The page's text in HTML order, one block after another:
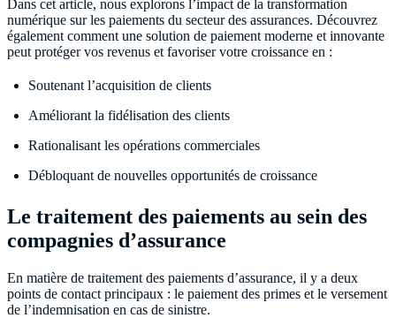
Dans cet article, nous explorons l’impact de la transformation
numérique sur les paiements du secteur des assurances. Découvrez
également comment une solution de paiement moderne et innovante
peut protéger vos revenus et favoriser votre croissance en :
Soutenant l’acquisition de clients
Améliorant la fidélisation des clients
Rationalisant les opérations commerciales
Débloquant de nouvelles opportunités de croissance
Le traitement des paiements au sein des
compagnies d’assurance
En matière de traitement des paiements d’assurance, il y a deux
points de contact principaux : le paiement des primes et le versement
de l’indemnisation en cas de sinistre.